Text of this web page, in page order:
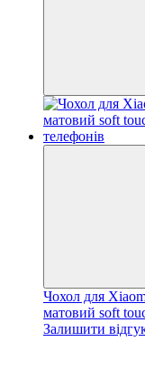
Чохол для
матовий soft
Залишити